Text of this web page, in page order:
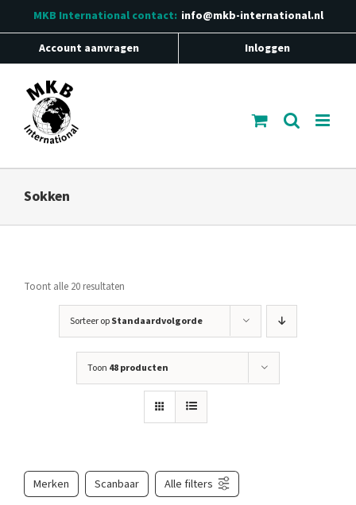
inhoud
MKB Internationalcontact: info@mkb-international.nl
Account aanvragen Inloggen
Sokken
Toont alle 20 resultaten
Sorteer opStandaardvolgorde
Toon 48 producten
Merken Scanbaar Alle filters